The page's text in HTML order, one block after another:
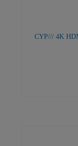
CYP/// 4K